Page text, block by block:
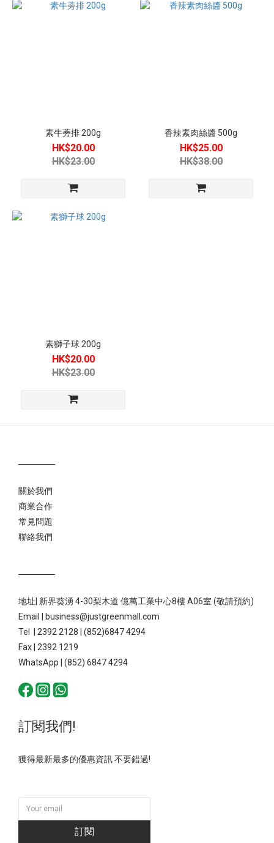
素牛蒡排 200g
HK$20.00
HK$23.00
香辣素肉絲醬 500g
HK$25.00
HK$38.00
素獅子球 200g
HK$20.00
HK$23.00
關於我們
商業合作
常見問題
聯絡我們
地址| 新界葵湧 4-30梨木道 億萬工業中心8樓 A06室 (敬請預約)
Email | business@justgreenmall.com
Tel | 2392 2128 | (852)6847 4294
Fax | 2392 1219
WhatsApp | (852) 6847 4294
訂閱我們!
獲得最新最多的優惠資訊 不要錯過!
訂閱